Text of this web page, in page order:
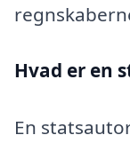
Hvad er en
En